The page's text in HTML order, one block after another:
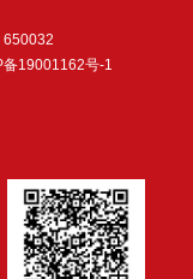
650032
备19001162号-1